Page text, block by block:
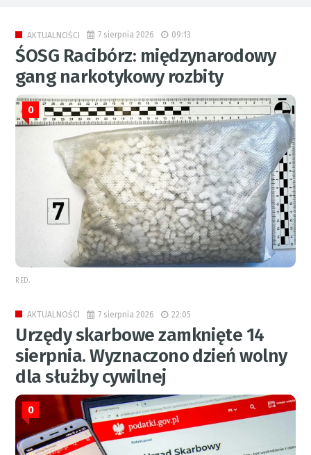
AKTUALNOŚCI 7 sierpnia 2026 09:13
ŚOSG Racibórz: międzynarodowy
gang narkotykowy rozbity
0
RED.
AKTUALNOŚCI 7 sierpnia 2026 22:05
Urzędy skarbowe zamknięte 14
sierpnia. Wyznaczono dzień wolny
dla służby cywilnej
0